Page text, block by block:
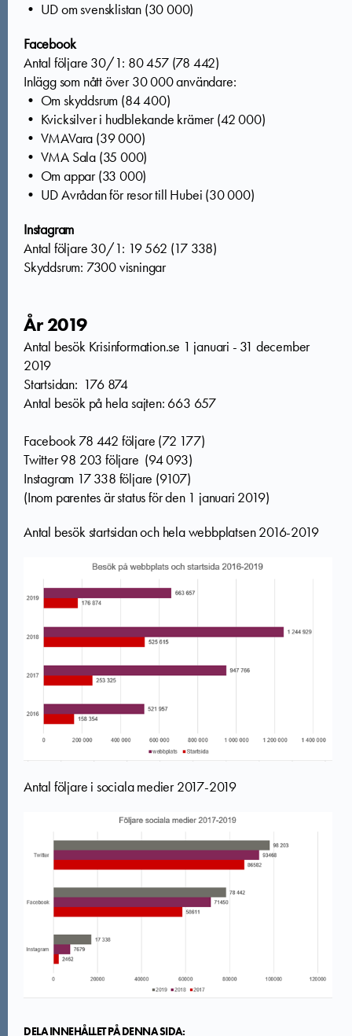
• UD om svensklistan (30 000)
Facebook
Antal följare 30/1: 80 457 (78 442)
Inlägg som nått över 30 000 användare:
• Om skyddsrum (84 400)
• Kvicksilver i hudblekande krämer (42 000)
• VMAVara (39 000)
• VMA Sala (35 000)
• Om appar (33 000)
• UD Avrådan för resor till Hubei (30 000)
Instagram
Antal följare 30/1: 19 562 (17 338)
Skyddsrum: 7300 visningar
År 2019
Antal besök Krisinformation.se 1 januari - 31 december
2019
Startsidan: 176 874
Antal besök på hela sajten: 663 657
Facebook 78 442 följare (72 177)
Twitter 98 203 följare (94 093)
Instagram 17 338 följare (9107)
(Inom parentes är status för den 1 januari 2019)
Antal besök startsidan och hela webbplatsen 2016-2019
Antal följare i sociala medier 2017-2019
DELA INNEHÅLLET PÅ DENNA SIDA: